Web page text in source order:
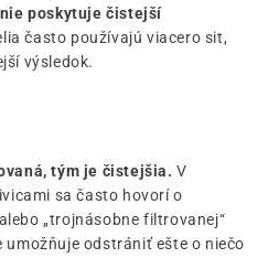
poskytuje čistejší
často používajú viacero sit,
výsledok.
tým je čistejšia.V
sa často hovorí o
„trojnásobne filtrovanej“
odstrániť ešte o niečo